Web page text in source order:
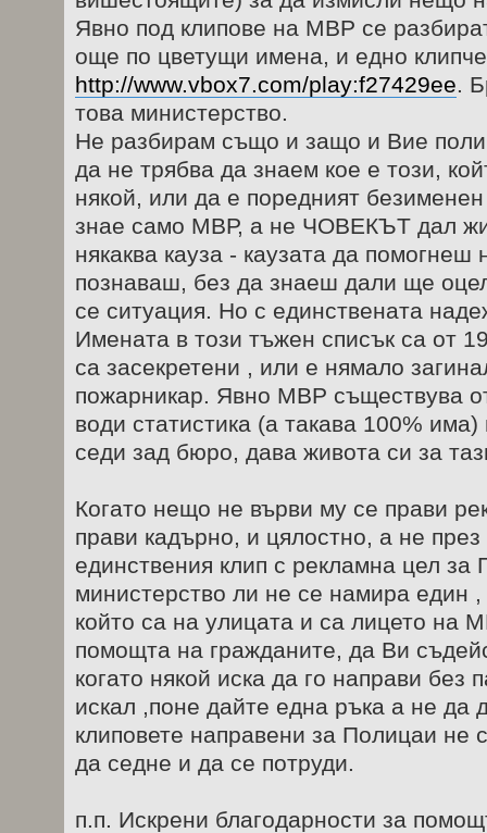
Явно под клипове на МВР се
още по цветущи имена, и едно
http://www.vbox7.com/play:f27429ee.
това министерство.
Не разбирам също и защо и Вие
да не трябва да знаем кое е този,
някой, или да е поредният
знае само МВР, а не ЧОВЕКЪТ дал
някаква кауза - каузата да помогнеш
познаваш, без да знаеш дали ще
се ситуация. Но с единствената
Имената в този тъжен списък са от
са засекретени , или е нямало
пожарникар. Явно МВР съществува
води статистика (а такава 100%
седи зад бюро, дава живота си за
Когато нещо не върви му се прави
прави кадърно, и цялостно, а не
единствения клип с рекламна цел за
министерство ли не се намира един ,
който са на улицата и са лицето на
помощта на гражданите, да Ви
когато някой иска да го направи без
искал ,поне дайте една ръка а не да
клиповете направени за Полицаи
да седне и да се потруди.
п.п. Искрени благодарности за